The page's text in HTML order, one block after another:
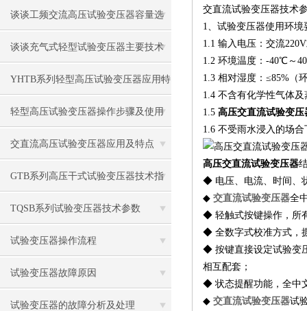
谈谈工频交流高压试验变压器容量选
择
谈谈充气式轻型试验变压器主要技术
特点
YHTB系列轻型高压试验变压器应用特
点
轻型高压试验变压器操作步骤及使用
注意事项
交直流高压试验变压器应用及特点
GTB系列高压干式试验变压器技术指
标
TQSB系列试验变压器技术参数
试验变压器操作流程
试验变压器故障原因
试验变压器的故障分析及处理
交直流试验变压器技术
1、试验变压器使用环境
1.1 输入电压：交流
1.2 环境温度：-40℃～
1.3 相对湿度：≤85%（
1.4 不含有化学性气体
1.5 高压交直流试验变压
1.6 不受雨水浸入的场合
高压交直流试验变压器
◆ 电压、电流、时间、
◆ 交直流试验变压器全
◆ 轻触式按键操作，所
◆ 全数字式校准方式，
◆ 按键直接设定试验变
相互配套；
◆ 状态提醒功能，全中
◆ 交直流试验变压器试